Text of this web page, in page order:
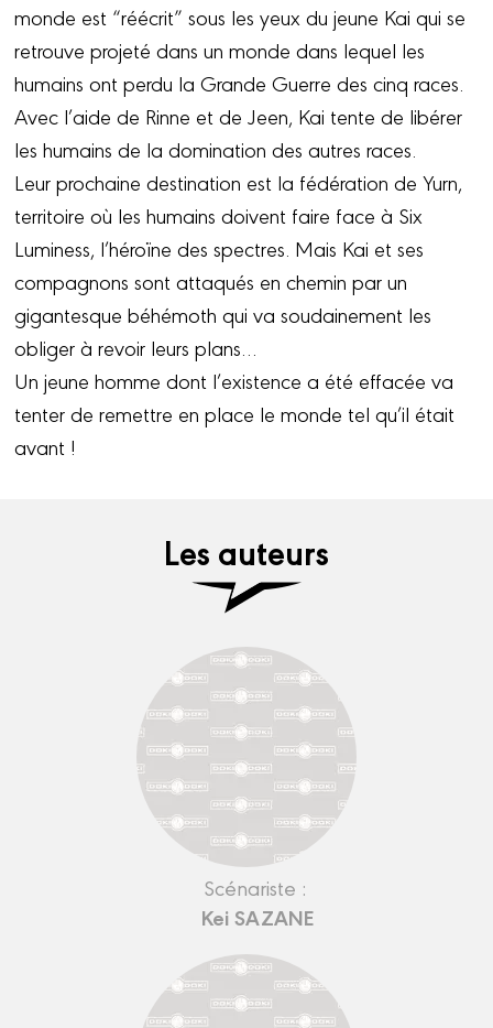
monde est “réécrit” sous les yeux du jeune Kai qui se
retrouve projeté dans un monde dans lequel les
humains ont perdu la Grande Guerre des cinq races.
Avec l’aide de Rinne et de Jeen, Kai tente de libérer
les humains de la domination des autres races.
Leur prochaine destination est la fédération de Yurn,
territoire où les humains doivent faire face à Six
Luminess, l’héroïne des spectres. Mais Kai et ses
compagnons sont attaqués en chemin par un
gigantesque béhémoth qui va soudainement les
obliger à revoir leurs plans…
Un jeune homme dont l’existence a été effacée va
tenter de remettre en place le monde tel qu’il était
avant !
Les auteurs
Scénariste :
Kei SAZANE